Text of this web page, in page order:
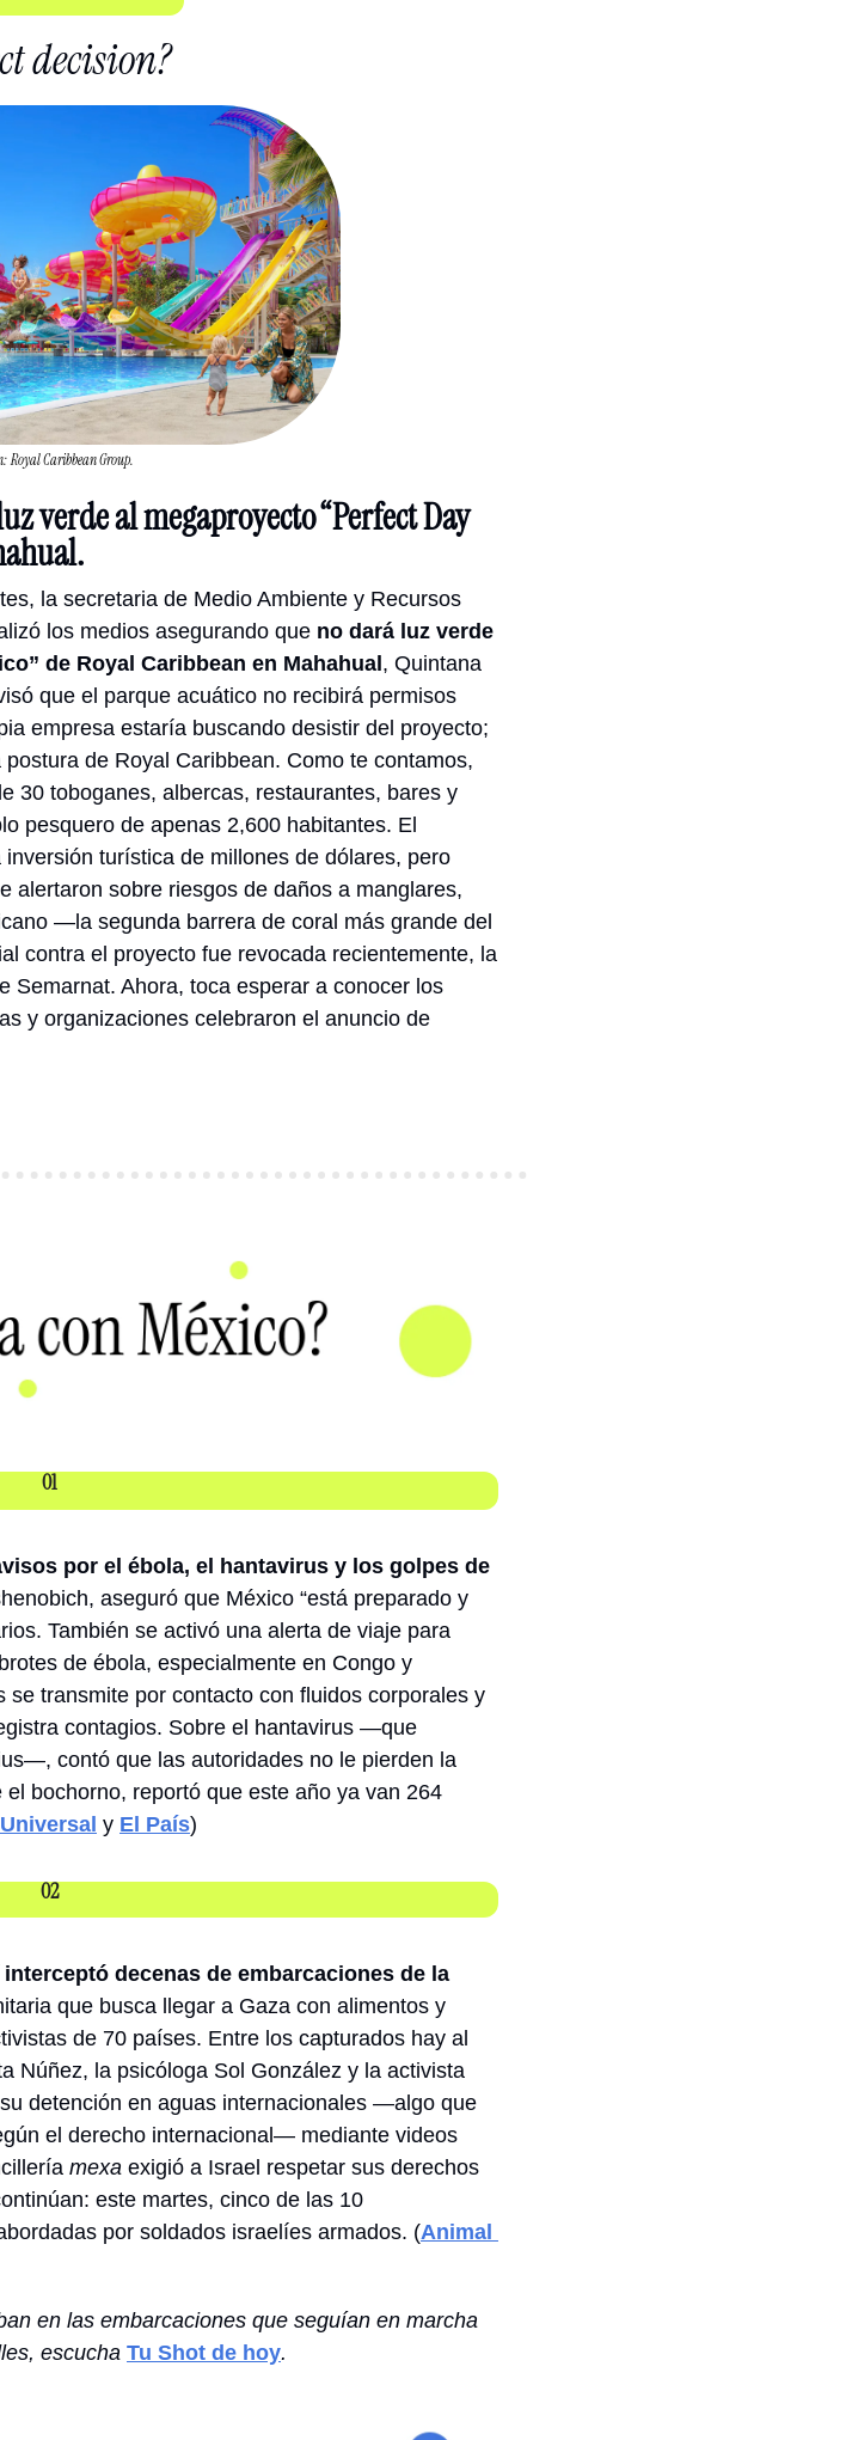
decision?
Royal Caribbean Group.
verde al megaproyecto “Perfect Day
la secretaria de Medio Ambiente y Recursos
los medios asegurando que no dará luz verde
de Royal Caribbean en Mahahual , Quintana
que el parque acuático no recibirá permisos
empresa estaría buscando desistir del proyecto;
de Royal Caribbean. Como te contamos,
30 toboganes, albercas, restaurantes, bares y
pesquero de apenas 2,600 habitantes. El
turística de millones de dólares, pero
alertaron sobre riesgos de daños a manglares,
—la segunda barrera de coral más grande del
contra el proyecto fue revocada recientemente, la
Semarnat. Ahora, toca esperar a conocer los
y organizaciones celebraron el anuncio de
01
por el ébola, el hantavirus y los golpes de
aseguró que México “está preparado y
También se activó una alerta de viaje para
de ébola, especialmente en Congo y
transmite por contacto con fluidos corporales y
contagios. Sobre el hantavirus —que
contó que las autoridades no le pierden la
bochorno, reportó que este año ya van 264
y El País)
02
decenas de embarcaciones de la
que busca llegar a Gaza con alimentos y
de 70 países. Entre los capturados hay al
Núñez, la psicóloga Sol González y la activista
detención en aguas internacionales —algo que
el derecho internacional— mediante videos
mexa exigió a Israel respetar sus derechos
este martes, cinco de las 10
por soldados israelíes armados. (Animal
en las embarcaciones que seguían en marcha
escucha Tu Shot de hoy.